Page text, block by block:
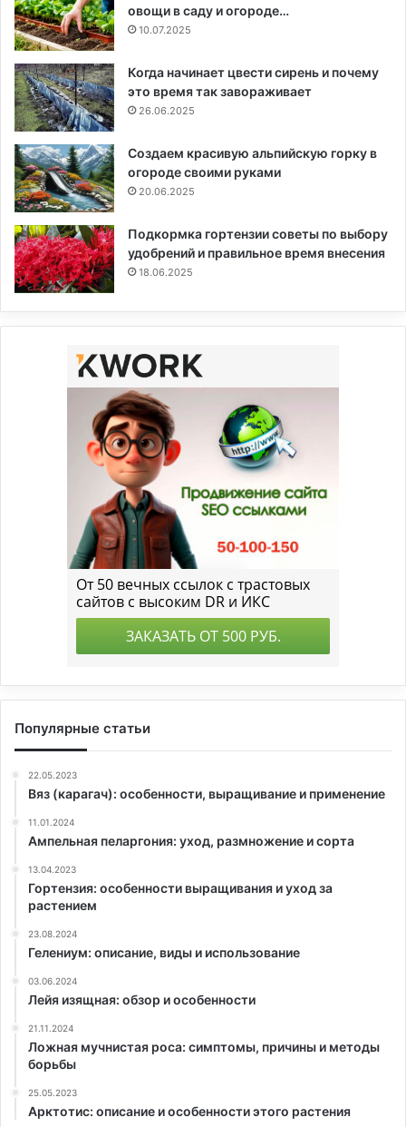
овощи в саду и огороде…
10.07.2025
Когда начинает цвести сирень и почему
это время так завораживает
26.06.2025
Создаем красивую альпийскую горку в
огороде своими руками
20.06.2025
Подкормка гортензии советы по выбору
удобрений и правильное время внесения
18.06.2025
Популярные статьи
22.05.2023
Вяз (карагач): особенности, выращивание и применение
11.01.2024
Ампельная пеларгония: уход, размножение и сорта
13.04.2023
Гортензия: особенности выращивания и уход за
растением
23.08.2024
Гелениум: описание, виды и использование
03.06.2024
Лейя изящная: обзор и особенности
21.11.2024
Ложная мучнистая роса: симптомы, причины и методы
борьбы
25.05.2023
Арктотис: описание и особенности этого растения